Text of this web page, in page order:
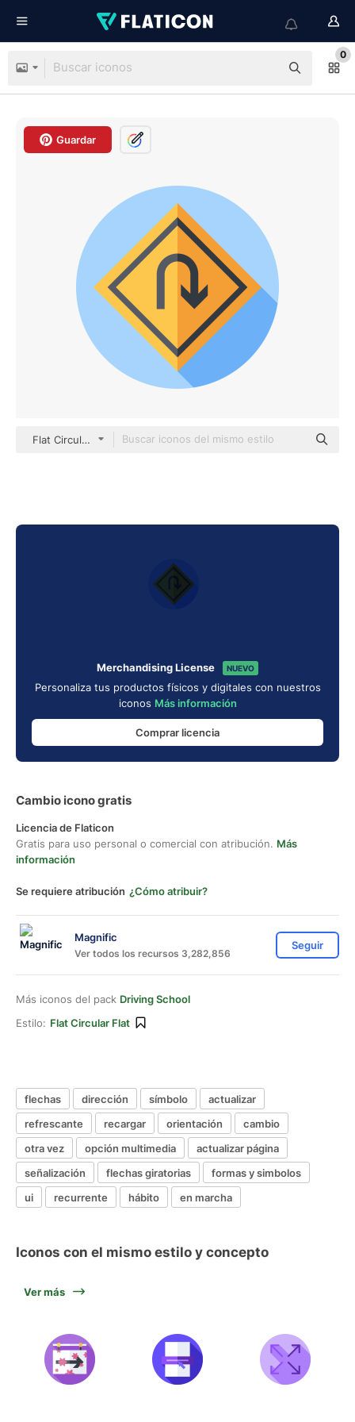
0
Guardar
Flat Circular Flat
Merchandising License NUEVO
Personaliza tus productos físicos y digitales con nuestros
iconos Más información
Comprar licencia
Cambio icono gratis
Licencia de Flaticon
Gratis para uso personal o comercial con atribución. Más
información
Se requiere atribución ¿Cómo atribuir?
Magnific
Ver todos los recursos 3,282,856
Seguir
Más iconos del pack Driving School
Estilo: Flat Circular Flat
flechas dirección símbolo
actualizar
refrescante
recargar orientación
cambio
otra vez
opción multimedia
actualizar página
señalización
flechas giratorias
formas y simbolos
ui
recurrente hábito en marcha
Iconos con el mismo estilo y concepto
Ver más